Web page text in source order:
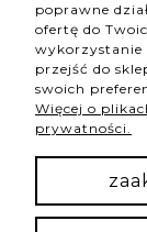
podgląd
poprawne
ofertę do
wykorzystanie
przejść do
swoich
Więcej o
prywatności.